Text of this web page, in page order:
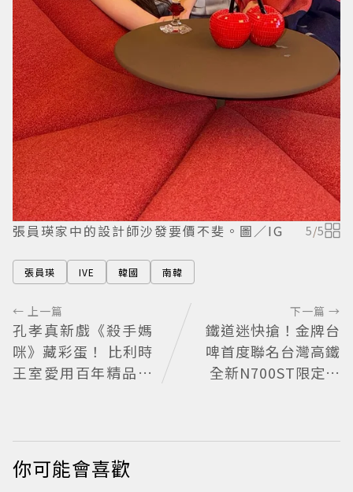
張員瑛家中的設計師沙發要價不斐。圖／IG 5/5
張員瑛 IVE 韓國 南韓
← 上一篇
孔孝真新戲《殺手媽
咪》藏彩蛋！ 比利時
王室愛用百年精品也
下一篇 →
鐵道迷快搶！金牌台
啤首度聯名台灣高鐵
全新N700ST限定罐
你可能會喜歡